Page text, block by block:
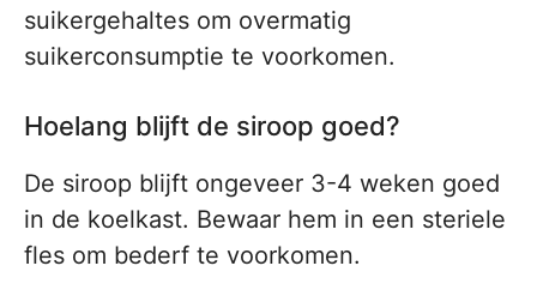
suikergehaltes om overmatig
suikerconsumptie te voorkomen.
Hoelang blijft de siroop goed?
De siroop blijft ongeveer 3-4 weken goed
in de koelkast. Bewaar hem in een steriele
fles om bederf te voorkomen.